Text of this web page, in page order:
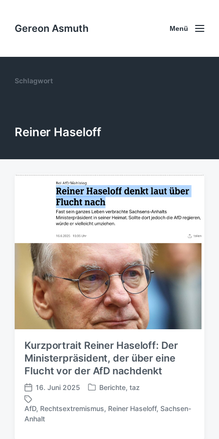
Gereon Asmuth Menü
Schlagwort
Reiner Haseloff
Kurzportrait Reiner Haseloff: Der
Ministerpräsident, der über eine
Flucht vor der AfD nachdenkt
V
e
r
ö
16. Juni 2025
V
r
Berichte, taz
S
c
AfD, Rechtsextremismus, Reiner Haseloff, Sachsen-
Anhalt